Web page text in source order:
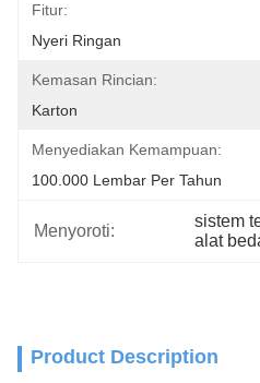
Fitur:
Nyeri Ringan
Kemasan Rincian:
Karton
Menyediakan Kemampuan:
100.000 Lembar Per Tahun
Menyoroti:
sistem
alat
Product Description